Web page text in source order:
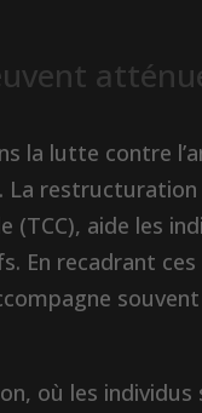
la lutte contre
restructuration
aide les
En recadrant ces
où les individus